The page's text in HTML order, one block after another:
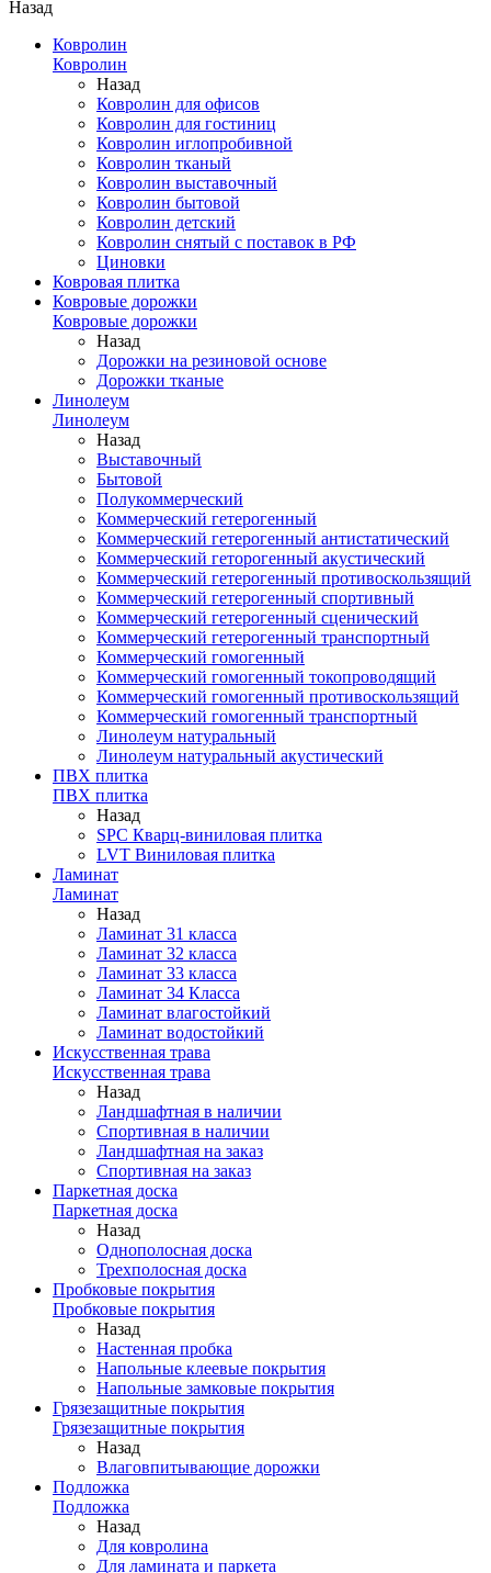
Назад
Ковролин
Ковролин
Назад
Ковролин для офисов
Ковролин для гостиниц
Ковролин иглопробивной
Ковролин тканый
Ковролин выставочный
Ковролин бытовой
Ковролин детский
Ковролин снятый с поставок в РФ
Циновки
Ковровая плитка
Ковровые дорожки
Ковровые дорожки
Назад
Дорожки на резиновой основе
Дорожки тканые
Линолеум
Линолеум
Назад
Выставочный
Бытовой
Полукоммерческий
Коммерческий гетерогенный
Коммерческий гетерогенный антистатический
Коммерческий геторогенный акустический
Коммерческий гетерогенный противоскользящий
Коммерческий гетерогенный спортивный
Коммерческий гетерогенный сценический
Коммерческий гетерогенный транспортный
Коммерческий гомогенный
Коммерческий гомогенный токопроводящий
Коммерческий гомогенный противоскользящий
Коммерческий гомогенный транспортный
Линолеум натуральный
Линолеум натуральный акустический
ПВХ плитка
ПВХ плитка
Назад
SPC Кварц-виниловая плитка
LVT Виниловая плитка
Ламинат
Ламинат
Назад
Ламинат 31 класса
Ламинат 32 класса
Ламинат 33 класса
Ламинат 34 Класса
Ламинат влагостойкий
Ламинат водостойкий
Искусственная трава
Искусственная трава
Назад
Ландшафтная в наличии
Спортивная в наличии
Ландшафтная на заказ
Спортивная на заказ
Паркетная доска
Паркетная доска
Назад
Однополосная доска
Трехполосная доска
Пробковые покрытия
Пробковые покрытия
Назад
Настенная пробка
Напольные клеевые покрытия
Напольные замковые покрытия
Грязезащитные покрытия
Грязезащитные покрытия
Назад
Влаговпитывающие дорожки
Подложка
Подложка
Назад
Для ковролина
Для ламината и паркета